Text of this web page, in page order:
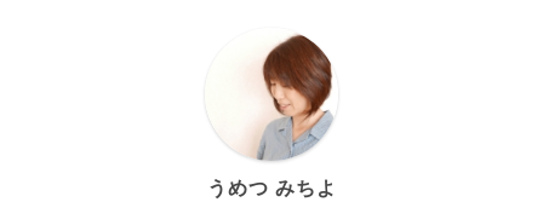
うめつ みちよ